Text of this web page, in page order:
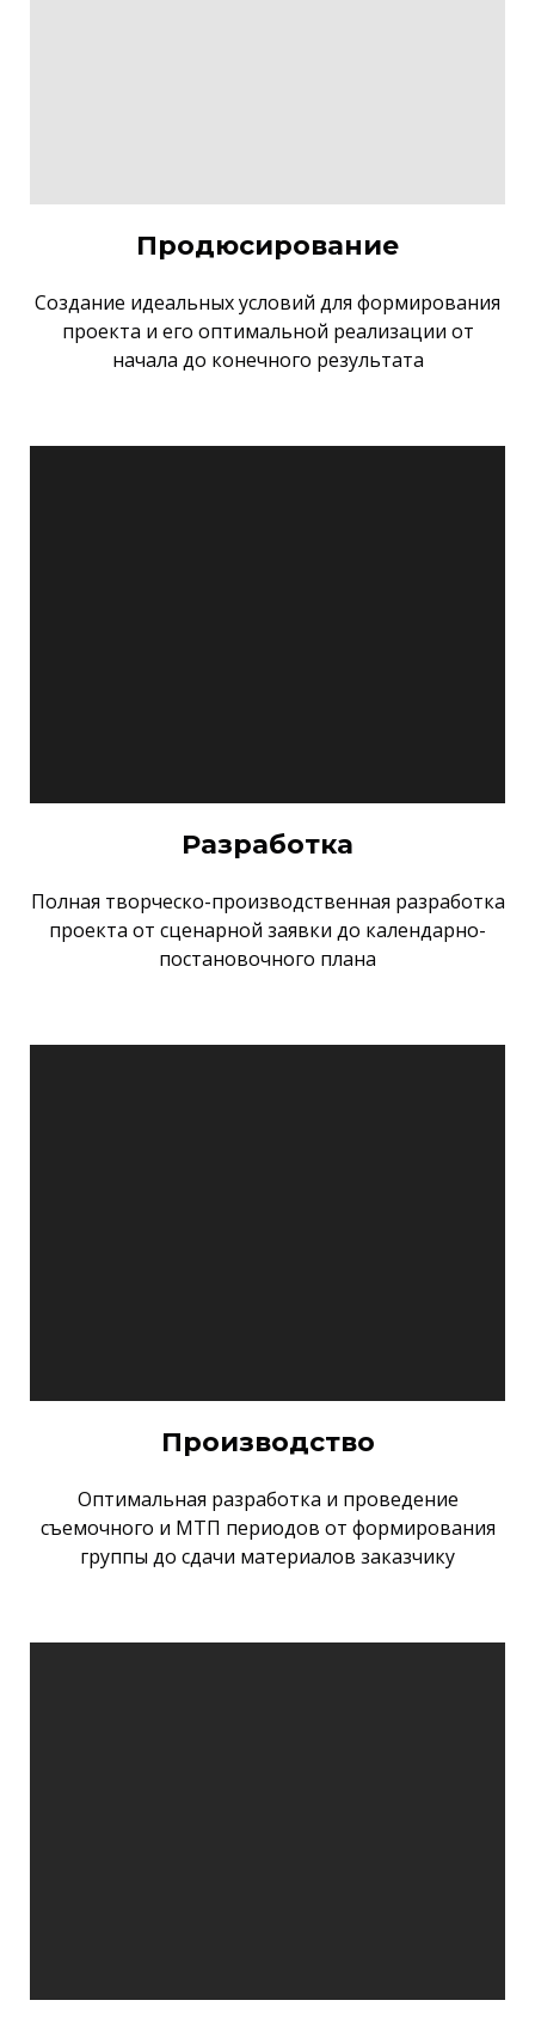
Продюсирование
Создание идеальных условий для формирования
проекта и его оптимальной реализации от
начала до конечного результата
Разработка
Полная творческо-производственная разработка
проекта от сценарной заявки до календарно-
постановочного плана
Производство
Оптимальная разработка и проведение
съемочного и МТП периодов от формирования
группы до сдачи материалов заказчику